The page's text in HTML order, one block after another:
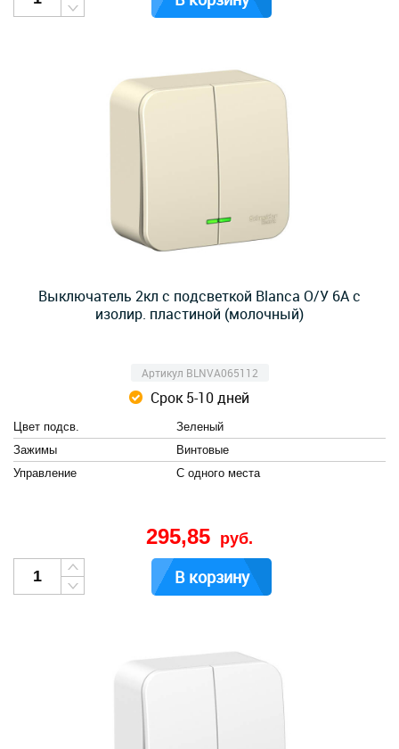
Выключатель 2кл с подсветкой Blanca О/У 6А с
изолир. пластиной (молочный)
Артикул BLNVA065112
Срок 5-10 дней
Цвет подсв.
Зеленый
Зажимы
Винтовые
Управление
С одного места
295,85 руб.
В корзину